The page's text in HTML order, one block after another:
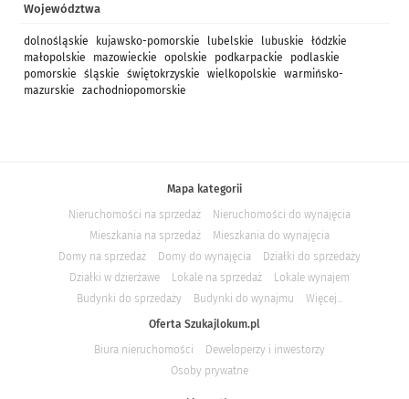
Województwa
dolnośląskie kujawsko-pomorskie lubelskie lubuskie
łódzkie
małopolskie
mazowieckie opolskie podkarpackie
podlaskie
pomorskie
śląskie świętokrzyskie wielkopolskie
warmińsko-
mazurskie
zachodniopomorskie
Mapa kategorii
Nieruchomości na sprzedaż
Nieruchomości do wynajęcia
Mieszkania na sprzedaż
Mieszkania do wynajęcia
Domy na sprzedaż
Domy do wynajęcia
Działki do sprzedaży
Działki w dzierżawe
Lokale na sprzedaż
Lokale wynajem
Budynki do sprzedaży
Budynki do wynajmu
Więcej...
Oferta Szukajlokum.pl
Biura nieruchomości
Deweloperzy i inwestorzy
Osoby prywatne